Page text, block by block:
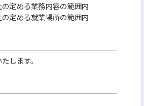
の定める業務内容の範囲内
の定める就業場所の範囲内
します。